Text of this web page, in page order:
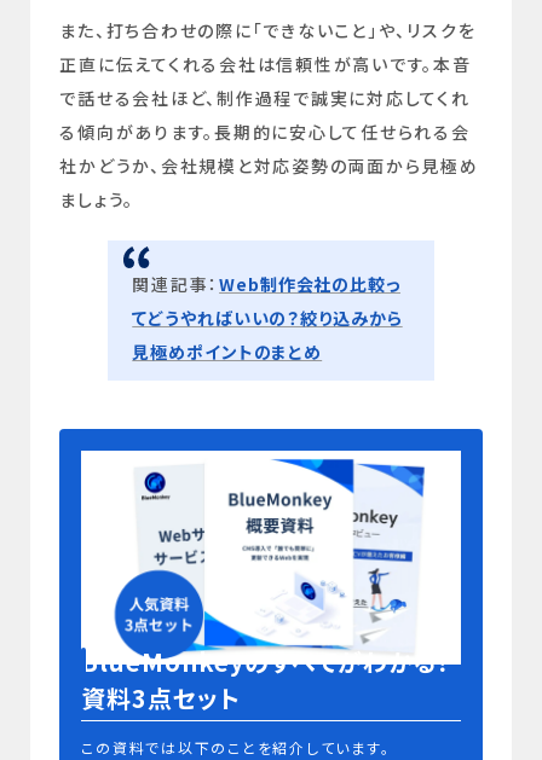
また、打ち合わせの際に「できないこと」や、リスクを
正直に伝えてくれる会社は信頼性が高いです。本音
で話せる会社ほど、制作過程で誠実に対応してくれ
る傾向があります。長期的に安心して任せられる会
社かどうか、会社規模と対応姿勢の両面から見極め
ましょう。
関連記事：Web制作会社の比較っ
てどうやればいいの？絞り込みから
見極めポイントのまとめ
BlueMonkeyのすべてがわかる！
資料3点セット
この資料では以下のことを紹介しています。